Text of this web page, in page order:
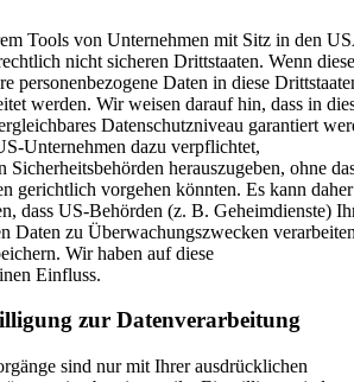
Tools von Unternehmen mit Sitz in den
nicht sicheren Drittstaaten. Wenn diese
personenbezogene Daten in diese
werden. Wir weisen darauf hin, dass in
Datenschutzniveau garantiert
Unternehmen dazu verpflichtet,
Sicherheitsbehörden herauszugeben, ohne
gerichtlich vorgehen könnten. Es kann daher
dass US-Behörden (z. B. Geheimdienste)
Daten zu Überwachungszwecken
Wir haben auf diese
Einfluss.
zur Datenverarbeitung
sind nur mit Ihrer ausdrücklichen